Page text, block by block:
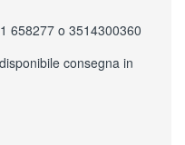
658277 o 3514300360
consegna in